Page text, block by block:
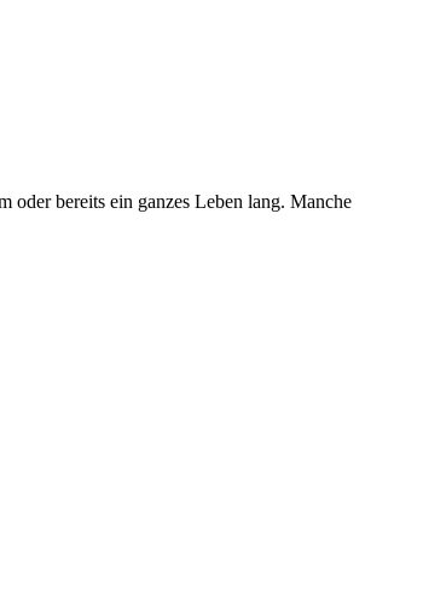
oder bereits ein ganzes Leben lang. Manche